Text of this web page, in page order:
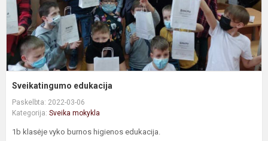
Sveikatingumo edukacija
Paskelbta: 2022-03-06
Kategorija: Sveika mokykla
1b klasėje vyko burnos higienos edukacija.